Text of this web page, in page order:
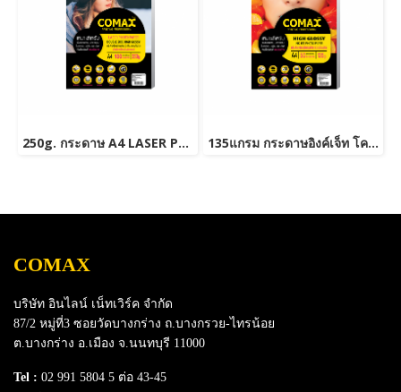
250g. กระดาษ A4 LASER PHOTO DOUBLE SIDE HIGH GLOSSY PAPER (WATER RESISTANT) 100 แผ่น 135แกรม กระดาษอิงค์เจ็ท โคแม็กซ์ มันวาว A4 (50แผ่น/แพ็ค)
COMAX
บริษัท อินไลน์ เน็ทเวิร์ค จำกัด
87/2 หมู่ที่3 ซอยวัดบางกร่าง ถ.บางกรวย-ไทรน้อย
ต.บางกร่าง อ.เมือง จ.นนทบุรี 11000
Tel : 02 991 5804 5 ต่อ 43-45